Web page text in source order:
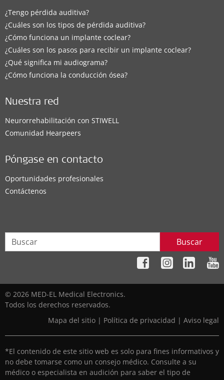
¿Tengo pérdida auditiva?
¿Cuáles son los tipos de pérdida auditiva?
¿Cómo funciona un implante coclear?
¿Cuáles son los pasos para recibir un implante coclear?
¿Qué significa mi audiograma?
¿Cómo funciona la conducción ósea?
Nuestra red
Neurorrehabilitación con STIWELL
Comunidad Hearpeers
Póngase en contacto
Oportunidades profesionales
Contáctenos
Buscar
© 2026 MED-EL Medical Electronics.
Todos los derechos reservados.
Mapa del sitio | Política de privacidad | Aviso legal
*El contenido de este sitio web es solo para fines informativos y
no debe tomarse como un consejo médico. Consulte a su
médico o especialista en audición para saber el tipo de